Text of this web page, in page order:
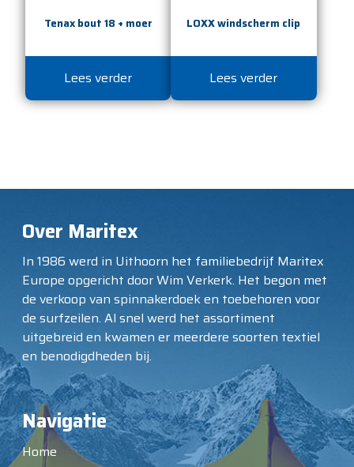
Tenax bout 18 + moer
Lees verder
LOXX windscherm clip
Lees verder
Over Maritex
In 1986 werd in Uithoorn het familiebedrijf Maritex
Europe opgericht door Wim Verkerk. Het begon met
de verkoop van spinnakerdoek en toebehoren voor
de surfzeilen. Al snel werd het assortiment
uitgebreid en kwamen er meerdere soorten textiel
en benodigdheden bij.
Navigatie
Home